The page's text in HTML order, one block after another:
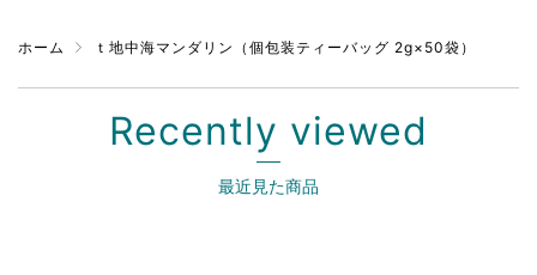
ホーム ｔ地中海マンダリン（個包装ティーバッグ 2g×50袋）
Recently viewed
最近見た商品